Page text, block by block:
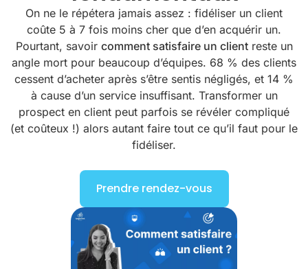
On ne le répétera jamais assez : fidéliser un client
coûte 5 à 7 fois moins cher que d’en acquérir un.
Pourtant, savoir comment satisfaire un clientreste un
angle mort pour beaucoup d’équipes. 68 % des clients
cessent d’acheter après s’être sentis négligés, et 14 %
à cause d’un service insuffisant. Transformer un
prospect en client peut parfois se révéler compliqué
(et coûteux !) alors autant faire tout ce qu’il faut pour le
fidéliser.
Prendre rendez-vous